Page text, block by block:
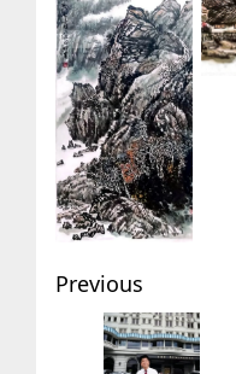
Post
navigation
Previous
Previous
post: